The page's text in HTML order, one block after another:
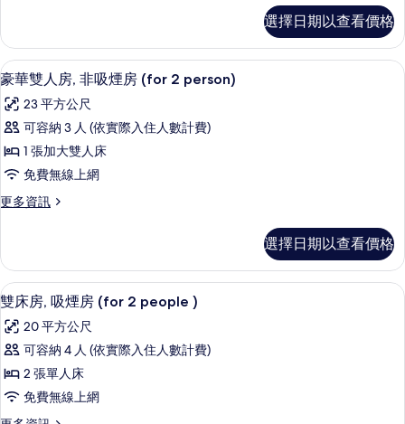
片
煙
房
(for
2
person)
的
所
有
雙
人
房,
煙
房
2
person)
詳
選擇日期以查看價格
顯
示
豪
華
雙
房,
吸
煙
房
(for
2
person)
的
所
高級寢具、羽絨被、書桌、遮光布/窗
3
豪華雙人房, 非吸煙房 (for 2 person)
23 平方公尺
可容納 3 人 (依實際入住人數計費)
1 張加大雙人床
免費無線上網
更多資訊
更
雙
人
房,
吸
煙
(for
2
選擇日期以查看價格
顯
示
雙
床
房,
高級寢具、羽絨被、書桌、遮光布/窗
4
雙床房, 吸煙房 (for 2 people )
20 平方公尺
可容納 4 人 (依實際入住人數計費)
2 張單人床
免費無線上網